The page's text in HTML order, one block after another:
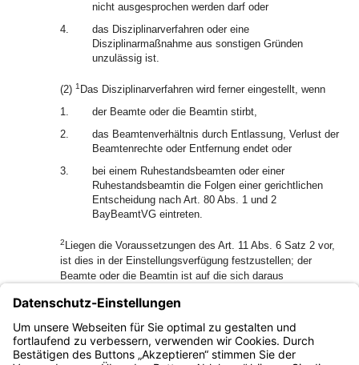
nicht ausgesprochen werden darf oder
4.
das Disziplinarverfahren oder eine
Disziplinarmaßnahme aus sonstigen Gründen
unzulässig ist.
(2) 1 Das Disziplinarverfahren wird ferner eingestellt, wenn
1.
der Beamte oder die Beamtin stirbt,
2.
das Beamtenverhältnis durch Entlassung, Verlust der
Beamtenrechte oder Entfernung endet oder
3.
bei einem Ruhestandsbeamten oder einer
Ruhestandsbeamtin die Folgen einer gerichtlichen
Entscheidung nach Art. 80 Abs. 1 und 2
BayBeamtVG eintreten.
2 Liegen die Voraussetzungen des Art. 11 Abs. 6 Satz 2 vor,
ist dies in der Einstellungsverfügung festzustellen; der
Beamte oder die Beamtin ist auf die sich daraus
Die Einstellungsverfügung ist zu begründen und
zuzustellen.2Eine Einstellung durch den
Dienstvorgesetzten ist der Disziplinarbehörde mitzuteilen.